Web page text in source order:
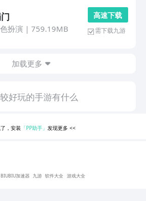
扮演 | 759.19MB
高 速 下 载
需下载九游
加载更多
好玩的手游有什么
，安装 「PP助手」发现更多<<
BIUBIU加速器 九游 软件大全 游戏大全